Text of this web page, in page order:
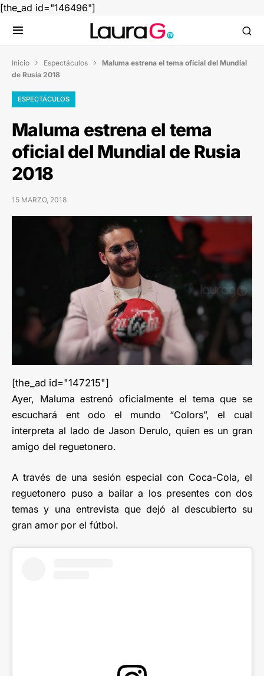
[the_ad id="146496"]
Inicio  Espectáculos  Maluma estrena el tema oficial del Mundial
de Rusia 2018
ESPECTÁCULOS
Maluma estrena el tema
oficial del Mundial de Rusia
2018
15 MARZO, 2018
[the_ad id="147215"]
Ayer, Maluma estrenó oficialmente el tema que se
escuchará ent odo el mundo “Colors”, el cual
interpreta al lado de Jason Derulo, quien es un gran
amigo del reguetonero.
A través de una sesión especial con Coca-Cola, el
reguetonero puso a bailar a los presentes con dos
temas y una entrevista que dejó al descubierto su
gran amor por el fútbol.